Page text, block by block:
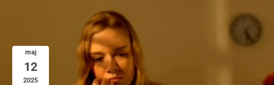
maj
12
2025